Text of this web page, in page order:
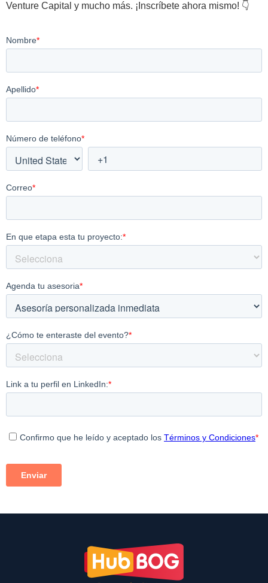
Venture Capital y mucho más. ¡Inscríbete ahora mismo! 👇